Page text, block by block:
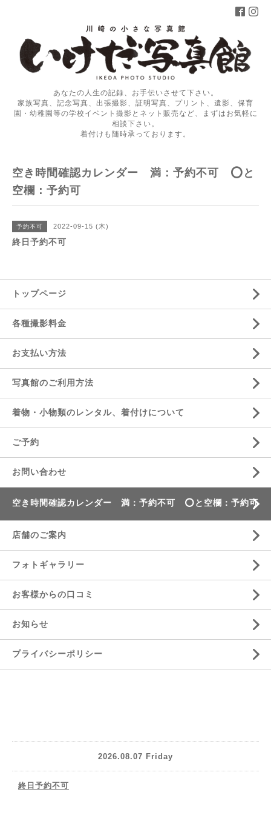
あなたの人生の記録、お手伝いさせて下さい。
家族写真、記念写真、出張撮影、証明写真、プリント、遺影、保育
園・幼稚園等の学校イベント撮影とネット販売など、まずはお気軽に
相談下さい。
着付けも随時承っております。
空き時間確認カレンダー 満：予約不可 ⭕️と
空欄：予約可
予約不可 2022-09-15 (木)
終日予約不可
トップページ
各種撮影料金
お支払い方法
写真館のご利用方法
着物・小物類のレンタル、着付けについて
ご予約
お問い合わせ
空き時間確認カレンダー 満：予約不可 ⭕️と空欄：予約可
店舗のご案内
フォトギャラリー
お客様からの口コミ
お知らせ
プライバシーポリシー
2026.08.07 Friday
終日予約不可